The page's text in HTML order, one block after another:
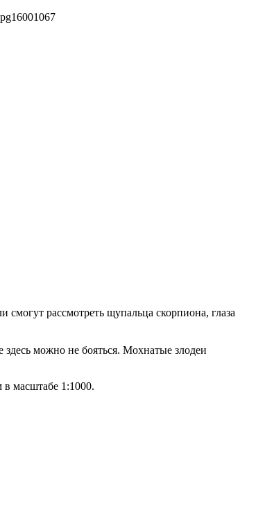
16001067
рассмотреть щупальца скорпиона, глаза
можно не бояться. Мохнатые злодеи
в масштабе 1:1000.